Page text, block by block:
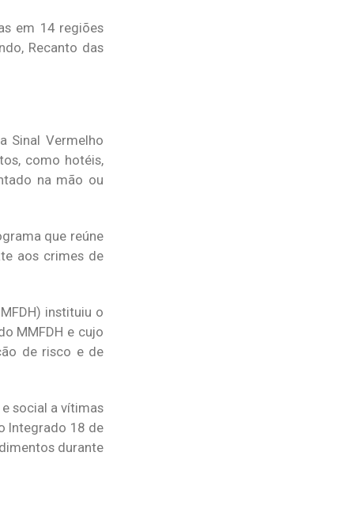
em 14 regiões
Recanto das
Sinal Vermelho
como hotéis,
na mão ou
que reúne
aos crimes de
instituiu o
MMFDH e cujo
de risco e de
social a vítimas
Integrado 18 de
durante